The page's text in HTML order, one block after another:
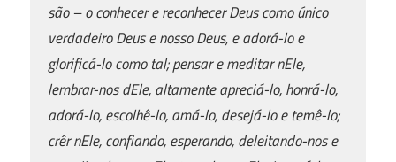
são – o conhecer e reconhecer Deus como único
verdadeiro Deus e nosso Deus, e adorá-lo e
glorificá-lo como tal; pensar e meditar nEle,
lembrar-nos dEle, altamente apreciá-lo, honrá-lo,
adorá-lo, escolhê-lo, amá-lo, desejá-lo e temê-lo;
crêr nEle, confiando, esperando, deleitando-nos e